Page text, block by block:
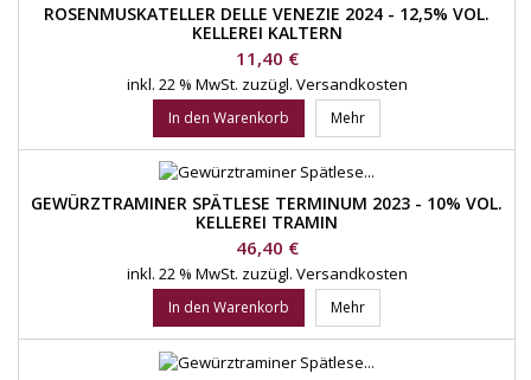
ROSENMUSKATELLER DELLE VENEZIE 2024 - 12,5% VOL.
KELLEREI KALTERN
Preis
11,40 €
inkl. 22 % MwSt. zuzügl. Versandkosten
In den Warenkorb Mehr
GEWÜRZTRAMINER SPÄTLESE TERMINUM 2023 - 10% VOL.
KELLEREI TRAMIN
Preis
46,40 €
inkl. 22 % MwSt. zuzügl. Versandkosten
In den Warenkorb Mehr